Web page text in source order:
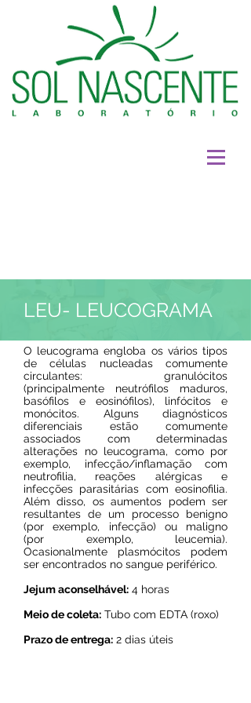
LEU- LEUCOGRAMA
O leucograma engloba os vários tipos
de células nucleadas comumente
circulantes: granulócitos
(principalmente neutrófilos maduros,
basófilos e eosinófilos), linfócitos e
monócitos. Alguns diagnósticos
diferenciais estão comumente
associados com determinadas
alterações no leucograma, como por
exemplo, infecção/inflamação com
neutrofilia, reações alérgicas e
infecções parasitárias com eosinofilia.
Além disso, os aumentos podem ser
resultantes de um processo benigno
(por exemplo, infecção) ou maligno
(por exemplo, leucemia).
Ocasionalmente plasmócitos podem
ser encontrados no sangue periférico.
Jejum aconselhável: 4 horas
Meio de coleta: Tubo com EDTA (roxo)
Prazo de entrega: 2 dias úteis